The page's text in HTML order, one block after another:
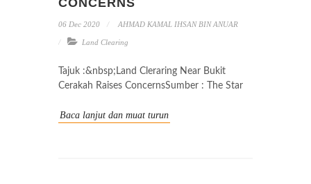
06 Dec 2020 AHMAD KAMAL IHSAN BIN ANUAR
Land Clearing
Tajuk :&nbsp;Land Cleraring Near Bukit
Cerakah Raises ConcernsSumber : The Star
Baca lanjut dan muat turun